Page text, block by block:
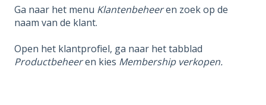
Ga naar het menu Klantenbeheeren zoek op de
naam van de klant.
Open het klantprofiel, ga naar het tabblad
Productbeheeren kies Membership verkopen.